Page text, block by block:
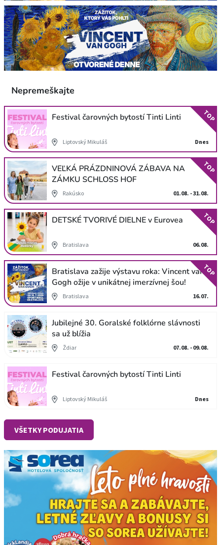
Nepremeškajte
Festival čarovných bytostí Tinti Linti
Liptovský Mikuláš Dnes
TOP
VEĽKÁ PRÁZDNINOVÁ ZÁBAVA NA
ZÁMKU SCHLOSS HOF
Rakúsko 01.08. - 31.08.
TOP
DETSKÉ TVORIVÉ DIELNE v Eurovea
Bratislava 06.08.
TOP
Bratislava zažije výstavu roka: Vincent van
Gogh ožije v unikátnej imerzívnej šou!
Bratislava 16.07.
TOP
Jubilejné 30. Goralské folklórne slávnosti
sa už blížia
Ždiar 07.08. - 09.08.
Festival čarovných bytostí Tinti Linti
Liptovský Mikuláš Dnes
VŠETKY PODUJATIA